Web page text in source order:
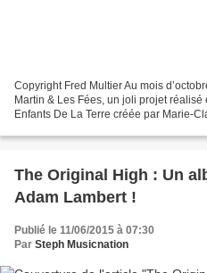
Copyright Fred Multier Au mois
Martin & Les Fées, un joli projet
Enfants De La Terre créée par Marie-
The Original High : Un
Adam Lambert !
Publié le 11/06/2015 à 07:30
Par Steph Musicnation